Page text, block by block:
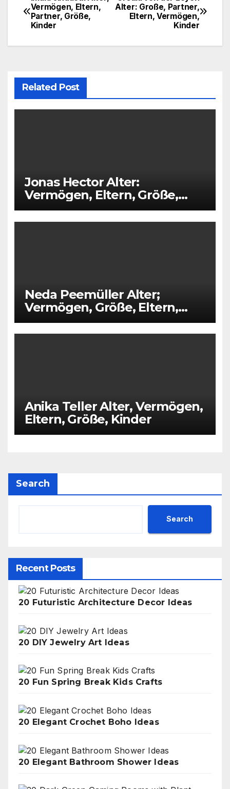
navigation
Alter: Große, Partner,
Eltern, Vermögen,
Kinder
Vermögen, Eltern,
Partner, Größe,
Kinder
Related Post
Jonas Hector Alter:
Vermögen, Eltern, Größe,
Kinder
Neda Peemüller Alter;
Vermögen, Größe, Eltern,
Ehemann, Kinder
Anika Teller Alter, Vermögen,
Eltern, Größe, Kinder
Search
Search
Recent Posts
20 Futuristic Architecture Decor Ideas
20 DIY Jewelry Art Ideas
20 Fun Spring Break Kids Crafts
20 Elegant Crochet Boho Ideas
20 Elegant Bathroom Shower Ideas